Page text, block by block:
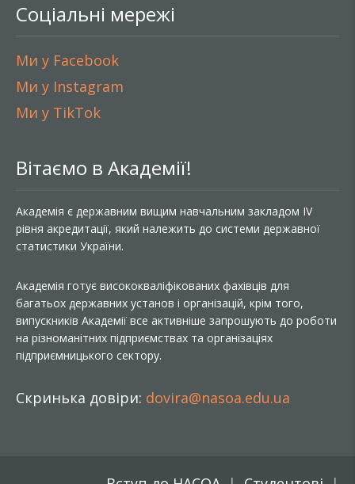
Соціальні мережі
Ми у Facebook
Ми у Instagram
Ми у TikTok
Вітаємо в Академії!
Академія є державним вищим навчальним закладом IV
рівня акредитації, який належить до системи державної
статистики України.
Академія готує висококваліфікованих фахівців для
багатьох державних установ і організацій, крім того,
випускників Академії все активніше запрошують до роботи
на різноманітних підприємствах та організаціях
підприємницького сектору.
Скринька довіри: dovira@nasoa.edu.ua